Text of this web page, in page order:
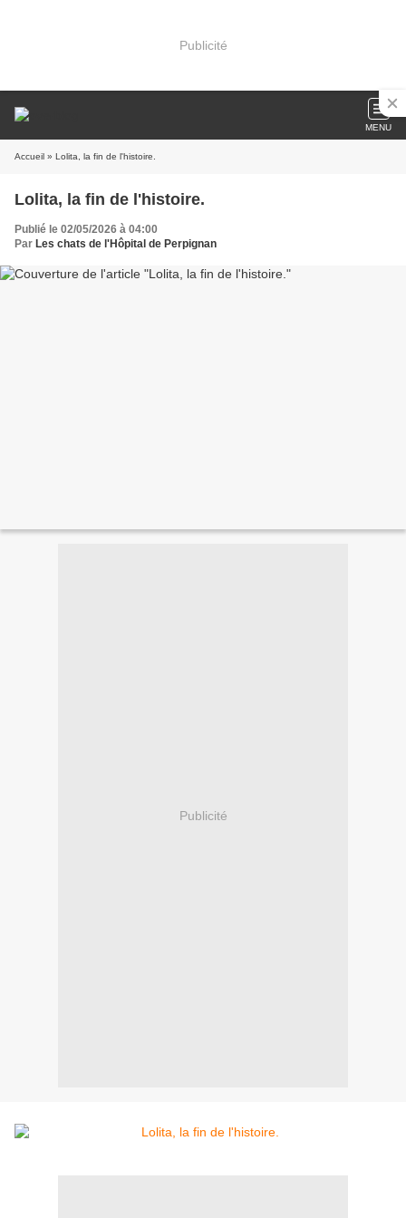
Publicité
MENU
Accueil » Lolita, la fin de l'histoire.
Lolita, la fin de l'histoire.
Publié le 02/05/2026 à 04:00
Par Les chats de l'Hôpital de Perpignan
Publicité